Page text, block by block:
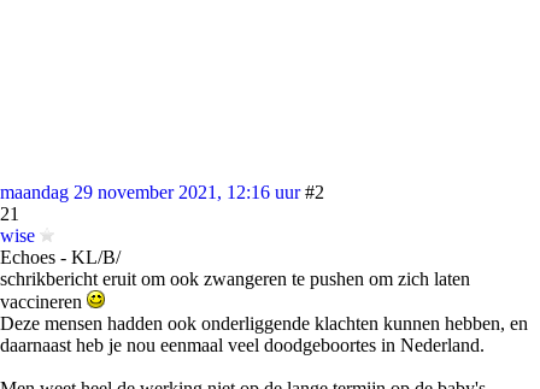
maandag 29 november 2021, 12:16 uur #2
21
wise
Echoes - KL/B/
schrikbericht eruit om ook zwangeren te pushen om zich laten
vaccineren
Deze mensen hadden ook onderliggende klachten kunnen hebben, en
daarnaast heb je nou eenmaal veel doodgeboortes in Nederland.